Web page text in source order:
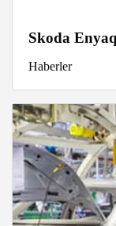
Skoda
Haberler